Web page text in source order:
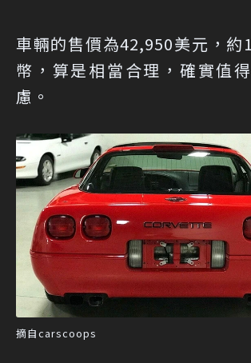
車輛的售價為42,950美元，約
幣，算是相當合理，確實值
慮。
摘自carscoops